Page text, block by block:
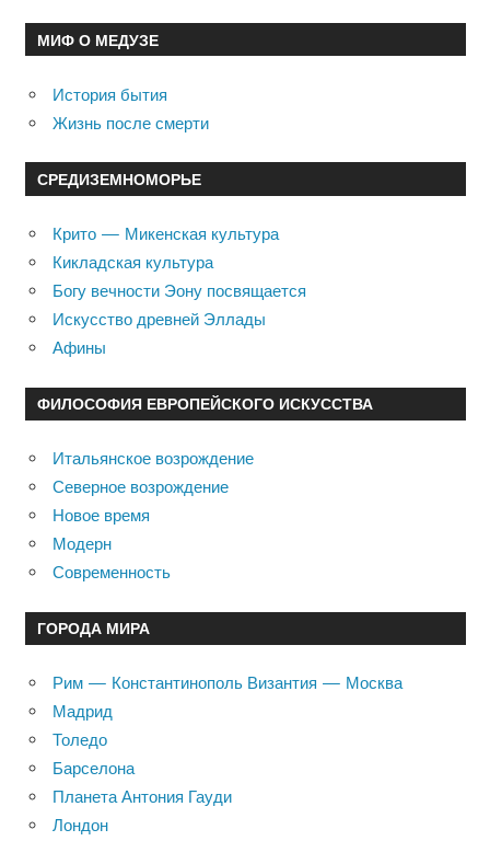
МИФ О МЕДУЗЕ
История бытия
Жизнь после смерти
СРЕДИЗЕМНОМОРЬЕ
Крито — Микенская культура
Кикладская культура
Богу вечности Эону посвящается
Искусство древней Эллады
Афины
ФИЛОСОФИЯ ЕВРОПЕЙСКОГО ИСКУССТВА
Итальянское возрождение
Северное возрождение
Новое время
Модерн
Современность
ГОРОДА МИРА
Рим — Константинополь Византия — Москва
Мадрид
Толедо
Барселона
Планета Антония Гауди
Лондон